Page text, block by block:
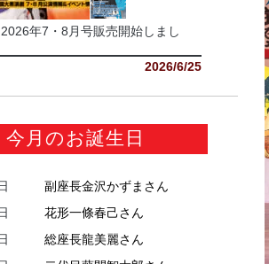
年7・8月号販売開始しまし
2026/6/25
今月のお誕生日
副座長金沢かずま さん
花形一條春己さん
総座長龍美麗さん